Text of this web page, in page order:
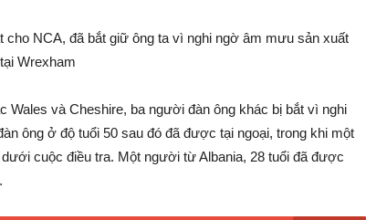
NCA, đã bắt giữ ông ta vì nghi ngờ âm mưu sản xuất
Wrexham
Wales và Cheshire, ​​ba người đàn ông khác bị bắt vì nghi
ông ở độ tuổi 50 sau đó đã được tại ngoại, trong khi một
cuộc điều tra. Một người từ Albania, 28 tuổi đã được